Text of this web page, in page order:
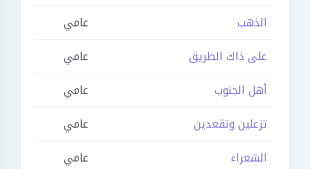
الذهب
عامي
على ذاك الطريق
عامي
أهل الجنوب
عامي
تزعلين وتقعدين
عامي
الشعراء
عامي